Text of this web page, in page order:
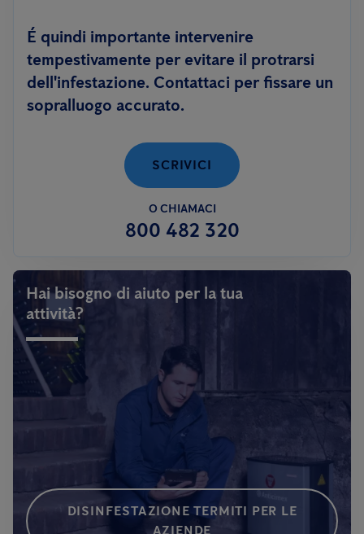
É quindi importante intervenire
tempestivamente per evitare il protrarsi
dell'infestazione. Contattaci per fissare un
sopralluogo accurato.
SCRIVICI
O CHIAMACI
800 482 320
Hai bisogno di aiuto per la tua
attività?
DISINFESTAZIONE TERMITI PER LE
AZIENDE